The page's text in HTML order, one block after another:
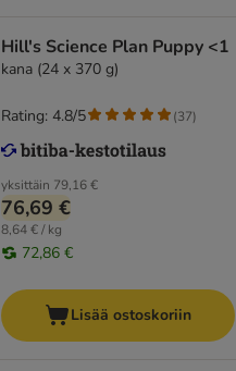
Hill's Science Plan Puppy <1
kana (24 x 370 g)
yksittäin 79,16 €
76,69 €
8,64 € / kg
72,86 €
Rating: 4.8/5 (37)
Lisää ostoskoriin